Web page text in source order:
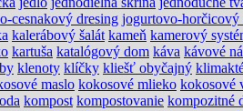
cesnakový dresing jogurtovo-horčicový
kalerábový šalát kameň kamerový
kartuša katalógový dom káva kávové
klenoty klíčky kliešť obyčajný
maslo kokosové mlieko kokosové
kompost kompostovanie kompozitné